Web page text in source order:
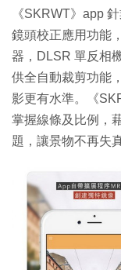
《SKRWT》app
鏡頭校正應用功能
器，DLSR 單反相
供全自動裁剪功能
影更有水準。《
掌握線條及比例，
題，讓景物不再失真